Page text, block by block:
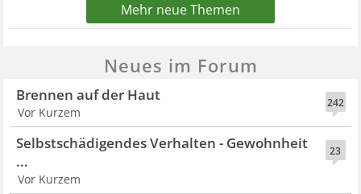
Mehr neue Themen
Neues im Forum
242
Brennen auf der Haut
Vor Kurzem
23
Selbstschädigendes Verhalten - Gewohnheit
...
Vor Kurzem